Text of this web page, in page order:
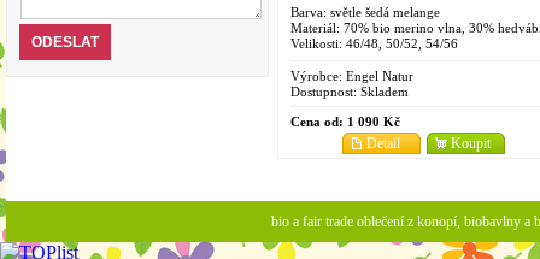
Barva: světle šedá melange
Materiál: 70% bio merino vlna, 30%
Velikosti: 46/48, 50/52, 54/56
Výrobce: Engel Natur
Dostupnost: Skladem
Cena od: 1 090 Kč
Koupit
Detail
bio a fair trade oblečení z konopí, biobavlny a